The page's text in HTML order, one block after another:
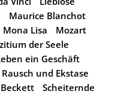
Maurice Blanchot
Mona Lisa
Mozart
der Seele
ein Geschäft
Rausch und Ekstase
Scheiternde